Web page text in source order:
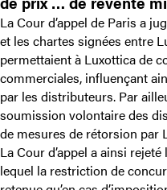
La Cour d’appel de Paris a
et les chartes signées entre
permettaient à Luxottica de
commerciales, influençant
par les distributeurs. Par
soumission volontaire des
de mesures de rétorsion par
La Cour d’appel a ainsi
lequel la restriction de